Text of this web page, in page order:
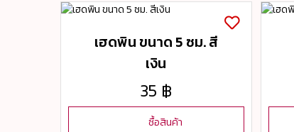
เฮดพิน ขนาด 5 ซม. สี
เงิน
35 ฿
ซื้อสินค้า